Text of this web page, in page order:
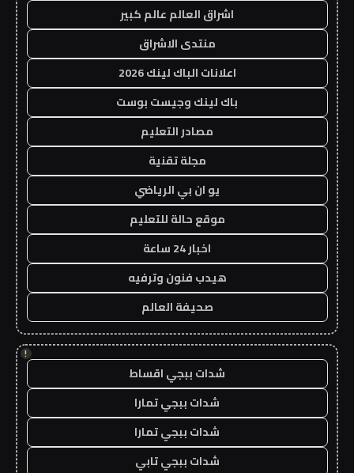
اشراق العالم عالم كبير
منتدى الاشراق
اعلانات الباك لينك 2026
باك لينك وجيست بوست
مصادر التعليم
مجلة تقنية
يو ان بي الرياضي
موقع حالة للتعليم
اخبار 24 ساعة
هيدب فنون وترفيه
صحيفة العالم
!
شدات ببجي اقساط
شدات ببجي تمارا
شدات ببجي تمارا
شدات ببجي تابي